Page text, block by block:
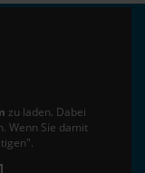
zu laden. Dabei
Wenn Sie damit